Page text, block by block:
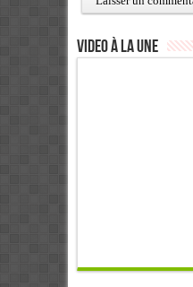
Video à la Une